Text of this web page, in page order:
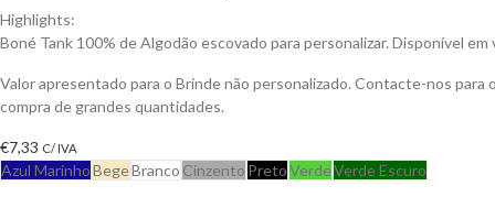
Highlights:
Boné Tank 100% de Algodão escovado para personalizar. Disponível em
Valor apresentado para o Brinde não personalizado. Contacte-nos para
compra de grandes quantidades.
€7,33 C/ IVA
Azul MarinhoBegeBranco Cinzento PretoVerdeVerde Escuro